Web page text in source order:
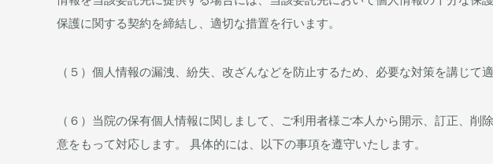
保護に関する契約を締結し、適切な措置を行います。
（５）個人情報の漏洩、紛失、改ざんなどを防止するため、必要な対策を講じて
（６）当院の保有個人情報に関しまして、ご利用者様ご本人から開示、訂正、削
意をもって対応します。 具体的には、以下の事項を遵守いたします。